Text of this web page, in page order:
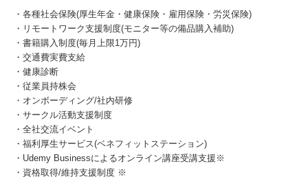
・各種社会保険(厚生年金・健康保険・雇用保険・労災保険)
・リモートワーク支援制度(モニター等の備品購入補助)
・書籍購入制度(毎月上限1万円)
・交通費実費支給
・健康診断
・従業員持株会
・オンボーディング/社内研修
・サークル活動支援制度
・全社交流イベント
・福利厚生サービス(ベネフィットステーション)
・Udemy Businessによるオンライン講座受講支援※
・資格取得/維持支援制度 ※